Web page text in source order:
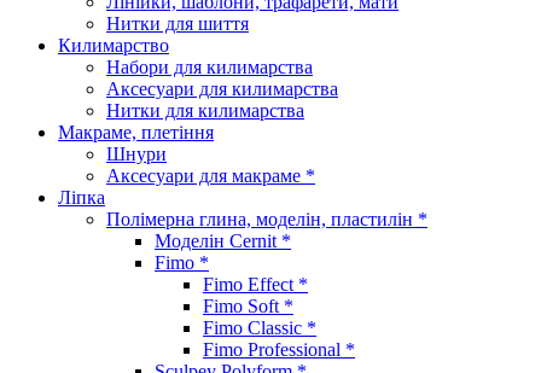
Нитки для шиття
Килимарство
Набори для килимарства
Аксесуари для килимарства
Нитки для килимарства
Макраме, плетіння
Шнури
Аксесуари для макраме *
Ліпка
Полімерна глина, моделін, пластилін *
Моделін Cernit *
Fimo *
Fimo Effect *
Fimo Soft *
Fimo Classic *
Fimo Professional *